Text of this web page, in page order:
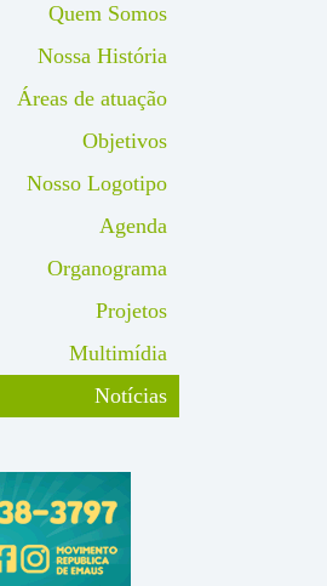
Quem Somos
Nossa História
Áreas de atuação
Objetivos
Nosso Logotipo
Agenda
Organograma
Projetos
Multimídia
Notícias